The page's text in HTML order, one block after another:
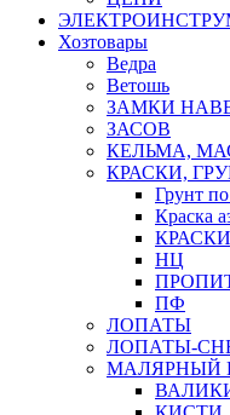
Хозтовары
Ведра
Ветошь
ЗАМКИ
ЗАСОВ
КЕЛЬМА,
КРАСКИ,
Грунт
Краска
НЦ
ПФ
ЛОПАТЫ
ЛОПАТЫ-
МАЛЯРНЫЙ